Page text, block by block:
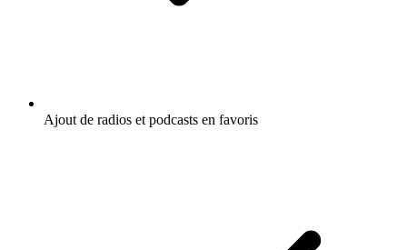
Ajout de radios et podcasts en favoris